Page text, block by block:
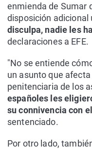
enmienda de Sumar
disposición adicional
disculpa, nadie les
declaraciones a EFE.
"No se entiende
un asunto que
penitenciaria de los
españoles les
su connivencia con
sentenciado.
Por otro lado,